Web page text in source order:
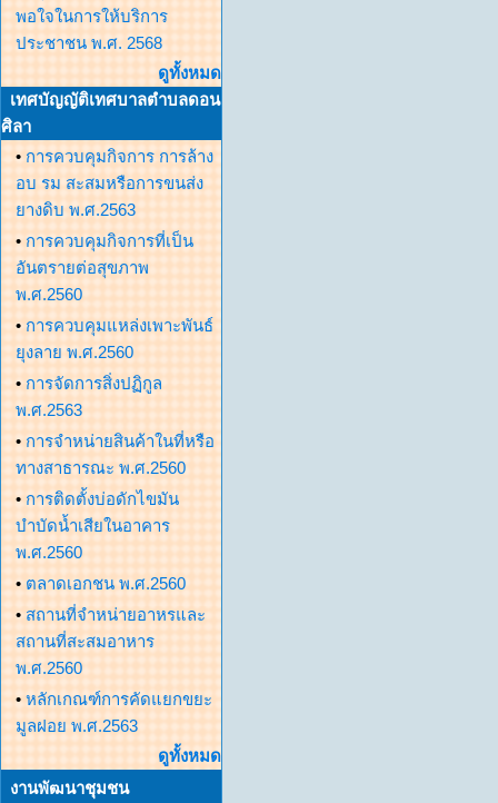
พอใจในการให้บริการ
ประชาชน พ.ศ. 2568
ดูทั้งหมด
เทศบัญญัติเทศบาลตำบลดอน
ศิลา
• การควบคุมกิจการ การล้าง
อบ รม สะสมหรือการขนส่ง
ยางดิบ พ.ศ.2563
• การควบคุมกิจการที่เป็น
อันตรายต่อสุขภาพ
พ.ศ.2560
• การควบคุมแหล่งเพาะพันธ์
ยุงลาย พ.ศ.2560
• การจัดการสิ่งปฏิกูล
พ.ศ.2563
• การจำหน่ายสินค้าในที่หรือ
ทางสาธารณะ พ.ศ.2560
• การติดตั้งบ่อดักไขมัน
บำบัดน้ำเสียในอาคาร
พ.ศ.2560
• ตลาดเอกชน พ.ศ.2560
• สถานที่จำหน่ายอาหรและ
สถานที่สะสมอาหาร
พ.ศ.2560
• หลักเกณฑ์การคัดแยกขยะ
มูลฝอย พ.ศ.2563
ดูทั้งหมด
งานพัฒนาชุมชน